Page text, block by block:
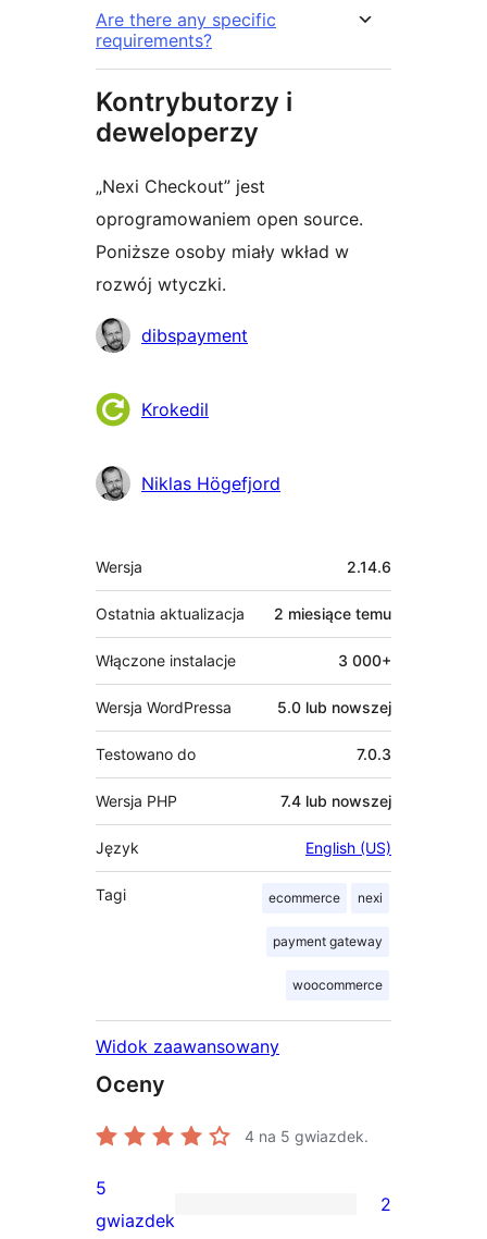
Are there any specific
requirements?
Kontrybutorzy i
deweloperzy
„Nexi Checkout” jest
oprogramowaniem open source.
Poniższe osoby miały wkład w
rozwój wtyczki.
Zaangażowani
dibspayment
Krokedil
Niklas Högefjord
Meta
Wersja 2.14.6
Ostatnia aktualizacja 2 miesiące temu
Włączone instalacje 3 000+
Wersja WordPressa 5.0 lub nowszej
Testowano do 7.0.3
Wersja PHP 7.4 lub nowszej
Język English (US)
Tagi ecommerce nexi
payment gateway
woocommerce
Widok zaawansowany
Oceny
4 na 5 gwiazdek.
2
5
gwiazdek
2